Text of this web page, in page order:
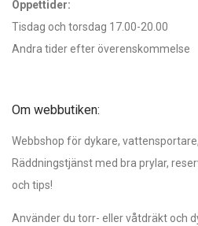
Öppettider:
Tisdag och torsdag 17.00-20.00
Andra tider efter överenskommelse
Om webbutiken:
Webbshop för dykare,
Räddningstjänst med bra prylar,
och tips!
Använder du torr- eller våtdräkt och